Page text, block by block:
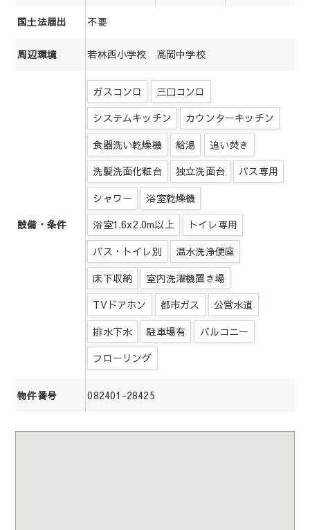
国土法届出 不要
周辺環境 若林西小学校 高岡中学校
設備・条件
ガスコンロ
三口コンロ
システムキッチン
カウンターキッチン
食器洗い乾燥機
給湯
追い焚き
洗髪洗面化粧台
独立洗面台
バス専用
シャワー
浴室乾燥機
浴室1.6x2.0m以上
トイレ専用
バス・トイレ別
温水洗浄便座
床下収納
室内洗濯機置き場
TVドアホン
都市ガス
公営水道
排水下水
駐車場有
バルコニー
フローリング
物件番号 082401-28425